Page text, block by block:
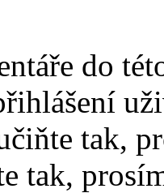
do
tak,
tak,